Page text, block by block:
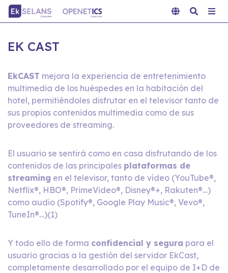
EK CAST
EkCAST mejora la experiencia de entretenimiento
multimedia de los huéspedes en la habitación del
hotel, permitiéndoles disfrutar en el televisor tanto de
sus propios contenidos multimedia como de sus
proveedores de streaming.
El usuario se sentirá como en casa disfrutando de los
contenidos de las principales plataformas de
streaming en el televisor, tanto de vídeo (YouTube®,
Netflix®, HBO®, PrimeVideo®, Disney®+, Rakuten®…)
como audio (Spotify®, Google Play Music®, Vevo®,
TuneIn®…)(1)
Y todo ello de forma confidencial y segura para el
usuario gracias a la gestión del servidor EkCast,
completamente desarrollado por el equipo de I+D de